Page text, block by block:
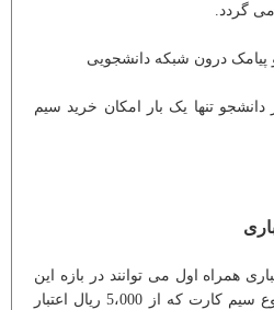
گردد.
درون شبکه دانشجویی
تنها یک بار امکان خرید سیم
همراه اول می توانند در بازه این
طرح تشویقی، با خرید این نوع سیم کارت که از 5،000 ریال اعتبار